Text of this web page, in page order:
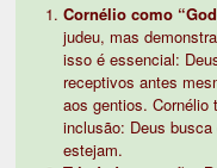
Cornélio como
judeu, mas
isso é essencial:
receptivos antes
aos gentios. Cornélio
inclusão: Deus
estejam.